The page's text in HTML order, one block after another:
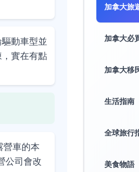
動車型並
實在有點
營車的本
公司會改
加拿大旅
加拿大必
加拿大移
生活指南
全球旅行
美食物語